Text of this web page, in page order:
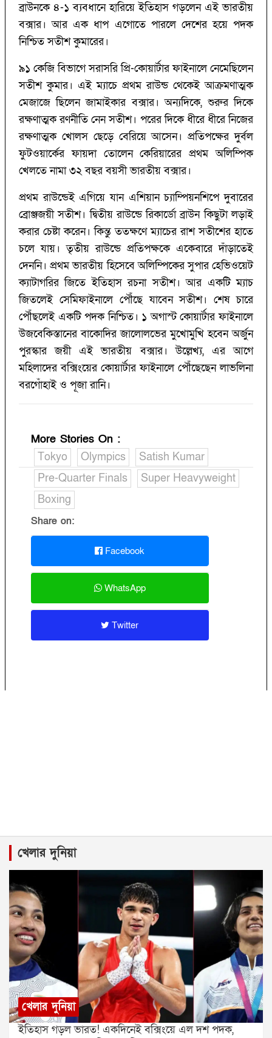
ব্রাউনকে ৪-১ ব্যবধানে হারিয়ে ইতিহাস গড়লেন এই ভারতীয়
বক্সার। আর এক ধাপ এগোতে পারলে দেশের হয়ে পদক
নিশ্চিত সতীশ কুমারের।
৯১ কেজি বিভাগে সরাসরি প্রি-কোয়ার্টার ফাইনালে নেমেছিলেন
সতীশ কুমার। এই ম্যাচে প্রথম রাউন্ড থেকেই আক্রমণাত্মক
মেজাজে ছিলেন জামাইকার বক্সার। অন্যদিকে, শুরুর দিকে
রক্ষণাত্মক রণনীতি নেন সতীশ। পরের দিকে ধীরে ধীরে নিজের
রক্ষণাত্মক খোলস ছেড়ে বেরিয়ে আসেন। প্রতিপক্ষের দুর্বল
ফুটওয়ার্কের ফায়দা তোলেন কেরিয়ারের প্রথম অলিম্পিক
খেলতে নামা ৩২ বছর বয়সী ভারতীয় বক্সার।
প্রথম রাউন্ডেই এগিয়ে যান এশিয়ান চ্যাম্পিয়নশিপে দুবারের
ব্রোঞ্জজয়ী সতীশ। দ্বিতীয় রাউন্ডে রিকার্ডো ব্রাউন কিছুটা লড়াই
করার চেষ্টা করেন। কিন্তু ততক্ষণে ম্যাচের রাশ সতীশের হাতে
চলে যায়। তৃতীয় রাউন্ডে প্রতিপক্ষকে একেবারে দাঁড়াতেই
দেননি। প্রথম ভারতীয় হিসেবে অলিম্পিকের সুপার হেভিওয়েট
ক্যাটাগরির জিতে ইতিহাস রচনা সতীশ। আর একটি ম্যাচ
জিতলেই সেমিফাইনালে পৌঁছে যাবেন সতীশ। শেষ চারে
পৌঁছলেই একটি পদক নিশ্চিত। ১ অগাস্ট কোয়ার্টার ফাইনালে
উজবেকিস্তানের বাকোদির জালোলভের মুখোমুখি হবেন অর্জুন
পুরস্কার জয়ী এই ভারতীয় বক্সার। উল্লেখ্য, এর আগে
মহিলাদের বক্সিংয়ের কোয়ার্টার ফাইনালে পৌঁছেছেন লাভলিনা
বরগোঁহাই ও পূজা রানি।
More Stories On :
Tokyo
Olympics
Satish Kumar
Pre-Quarter Finals
Super Heavyweight
Boxing
Share on:
Facebook
WhatsApp
Twitter
খেলার দুনিয়া
খেলার দুনিয়া
ইতিহাস গড়ল ভারত! একদিনেই বক্সিংয়ে এল দশ পদক,